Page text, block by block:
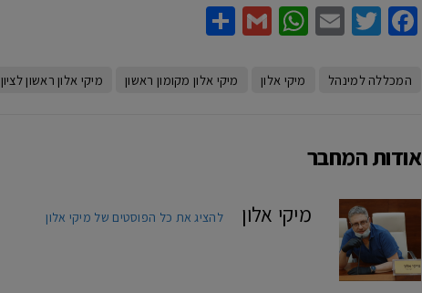
Facebook
Twitter
Email
WhatsApp
Gmail
המכללה למינהל מיקי אלון מיקי אלון מקומון ראשון מיקי אלון ראשון לציון
אודות המחבר
מיקי אלון להציג את כל הפוסטים של מיקי אלון